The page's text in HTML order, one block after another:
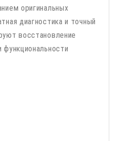
оригинальных
диагностика и точный
восстановление